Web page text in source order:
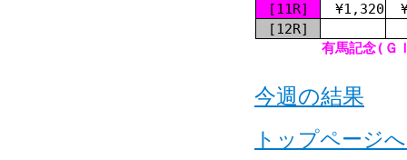
[11R]
¥1,320
[12R]
有馬記念(Ｇ
今週の結果
トップページ